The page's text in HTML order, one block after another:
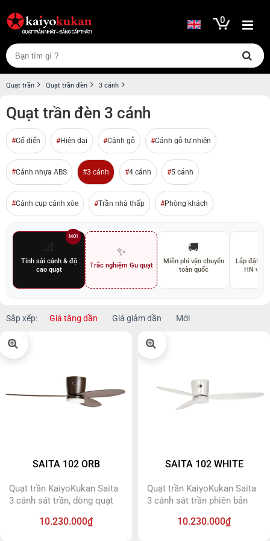
0
Quạt trần Quạt trần đèn 3 cánh
Quạt trần đèn 3 cánh
Cổ điển Hiện đại Cánh gỗ Cánh gỗ tự nhiên
Cánh nhựa ABS 3 cánh 4 cánh 5 cánh
Cánh cụp cánh xòe Trần nhà thấp Phòng khách
📐
Tính sải cánh & độ
cao quạt
MỚI
✨
Trắc nghiệm Gu quạt
🚚
Miễn phí vận chuyển
toàn quốc
Lắp đặt
HN và
Sắp xếp: Giá tăng dần Giá giảm dần Mới
SAITA 102 ORB
Quạt trần KaiyoKukan Saita
3 cánh sát trần, dòng quạt
riêng cho những không gian
10.230.000₫
SAITA 102 WHITE
Quạt trần KaiyoKukan Saita
3 cánh sát trần phiên bản
trần được thiết kế dành
10.230.000₫